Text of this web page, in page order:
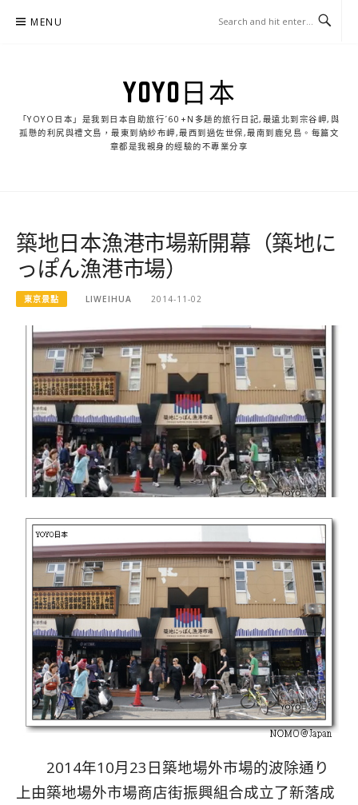
MENU
YOYO日本
「YOYO日本」是我到日本自助旅行ˊ60+N多趟的旅行日記,最遠北到宗谷岬,與
孤懸的利尻與禮文島，最東到納紗布岬,最西到過佐世保,最南到鹿兒島。每篇文
章都是我親身的經驗的不專業分享
築地日本漁港市場新開幕（築地に
っぽん漁港市場）
東京景點 LIWEIHUA 2014-11-02
2014年10月23日築地場外市場的波除通り
上由築地場外市場商店街振興組合成立了新落成